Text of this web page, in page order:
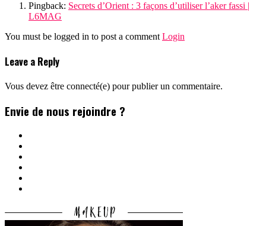
Pingback: Secrets d’Orient : 3 façons d’utiliser l’aker fassi |
L6MAG
You must be logged in to post a comment Login
Leave a Reply
Vous devez être connecté(e) pour publier un commentaire.
Envie de nous rejoindre ?